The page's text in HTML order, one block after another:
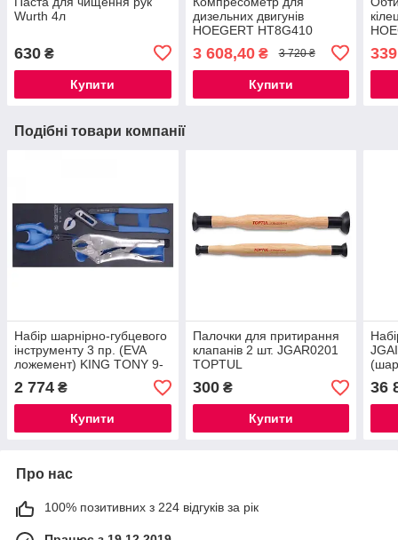
Wurth 4л
630 ₴
Купити
дизельних двигунів
HOEGERT HT8G410
3 608,40₴ 3 720 ₴
Купити
Подібні товари компанії
Набір шарнірно-губцевого
інструменту 3 пр. (EVA
ложемент) KING TONY 9-
40113GPV
2 774 ₴
Купити
Палочки для притирання
клапанів 2 шт. JGAR0201
TOPTUL
300₴
Купити
36
Про нас
100% позитивних з 224 відгуків за рік